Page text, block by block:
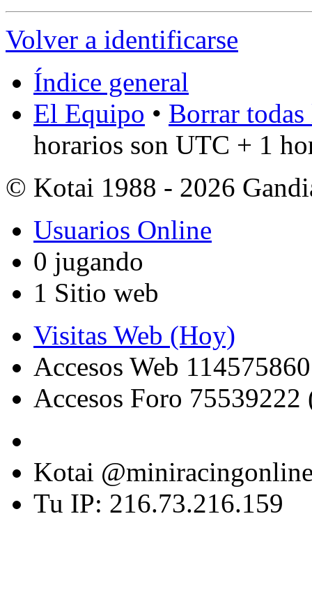
Volver a identificarse
Índice general
El Equipo • Borrar
horarios son UTC + 1
© Kotai 1988 - 2026
Usuarios Online
0 jugando
1 Sitio web
Visitas Web (Hoy)
Accesos Web
Accesos Foro 75539222
Kotai
Tu IP: 216.73.216.159